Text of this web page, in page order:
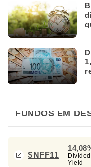
FUNDOS EM
SNFF11
Divided
Yield